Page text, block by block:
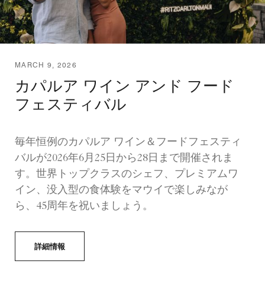
MARCH 9, 2026
カパルア ワイン アンド フード
フェスティバル
毎年恒例のカパルア ワイン＆フードフェスティ
バルが2026年6月25日から28日まで開催されま
す。世界トップクラスのシェフ、プレミアムワ
イン、没入型の食体験をマウイで楽しみなが
ら、45周年を祝いましょう。
詳細情報